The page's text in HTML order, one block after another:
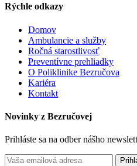
Rýchle odkazy
Domov
Ambulancie a služby
Ročná starostlivosť
Preventívne prehliadky
O Poliklinike Bezručova
Kariéra
Kontakt
Novinky z Bezručovej
Prihláste sa na odber nášho